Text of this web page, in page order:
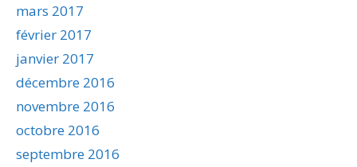
mars 2017
février 2017
janvier 2017
décembre 2016
novembre 2016
octobre 2016
septembre 2016